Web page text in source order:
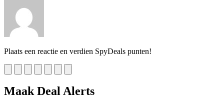
Plaats een reactie en verdien SpyDeals punten!
Maak Deal Alerts